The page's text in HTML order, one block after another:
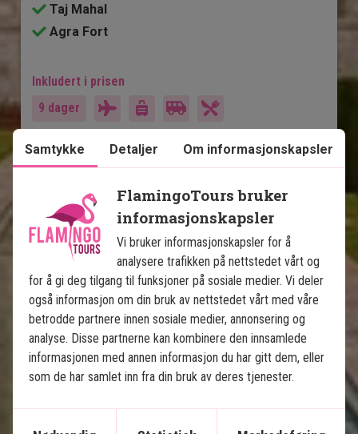
Taj Mahal
Agra Fort
Inkludert i prisen
9 dager
Pris pr.
pers. fra 16.495kr. Les mer
Se kart
Indias gyldne trekant med
tigersafari
Samtykke Detaljer Om informasjonskapsler
FlamingoTours bruker
informasjonskapsler
Vi bruker informasjonskapsler for å
analysere trafikken på nettstedet vårt og
for å gi deg tilgang til funksjoner på sosiale medier. Vi deler
også informasjon om din bruk av nettstedet vårt med våre
betrodde partnere innen sosiale medier, annonsering og
analyse. Disse partnerne kan kombinere den innsamlede
informasjonen med annen informasjon du har gitt dem, eller
som de har samlet inn fra din bruk av deres tjenester.